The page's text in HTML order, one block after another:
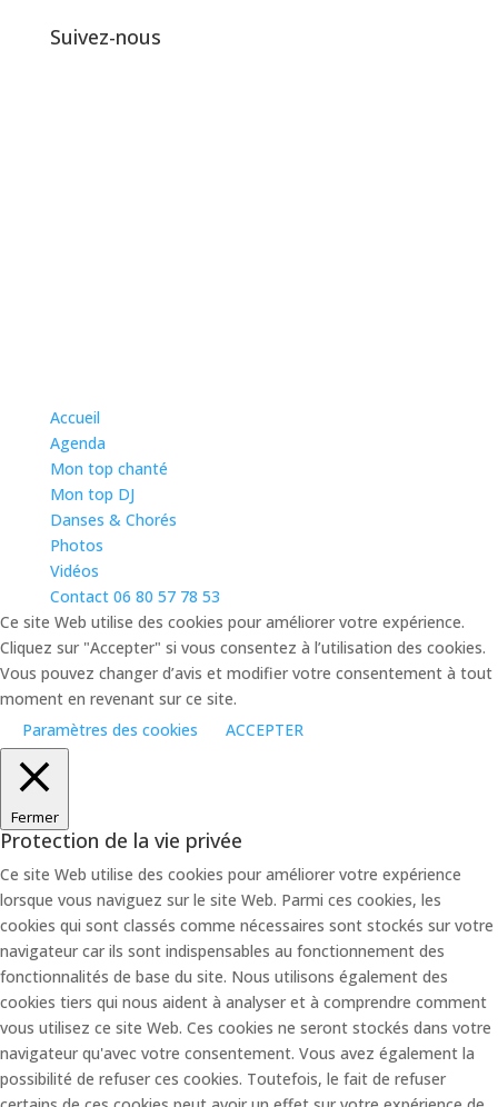
Suivez-nous
Accueil
Agenda
Mon top chanté
Mon top DJ
Danses & Chorés
Photos
Vidéos
Contact 06 80 57 78 53
Ce site Web utilise des cookies pour améliorer votre expérience.
Cliquez sur "Accepter" si vous consentez à l’utilisation des cookies.
Vous pouvez changer d’avis et modifier votre consentement à tout
moment en revenant sur ce site.
Paramètres des cookies
ACCEPTER
Fermer
Protection de la vie privée
Ce site Web utilise des cookies pour améliorer votre expérience
lorsque vous naviguez sur le site Web. Parmi ces cookies, les
cookies qui sont classés comme nécessaires sont stockés sur votre
navigateur car ils sont indispensables au fonctionnement des
fonctionnalités de base du site. Nous utilisons également des
cookies tiers qui nous aident à analyser et à comprendre comment
vous utilisez ce site Web. Ces cookies ne seront stockés dans votre
navigateur qu'avec votre consentement. Vous avez également la
possibilité de refuser ces cookies. Toutefois, le fait de refuser